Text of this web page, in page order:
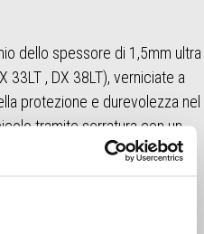
dello spessore di 1,5mm ultra
33LT , DX 38LT), verniciate a
protezione e durevolezza nel
tramite serratura con un
essere comodamente
dall’alto ne facilita il carico.